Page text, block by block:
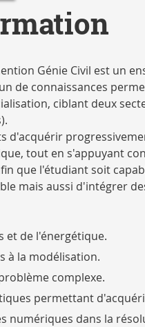
Génie Civil est un
de connaissances
ciblant deux
d'acquérir
tout en s'appuyant
que l'étudiant soit
mais aussi d'intégrer
et de l'énergétique.
à la modélisation.
complexe.
permettant
dans la